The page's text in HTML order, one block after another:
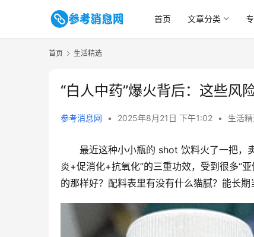
首页 文章分类
首页 生活精选
“白人中药”爆火背后：这些风
参考消息网 • 2025年8月21日 下午1:02 • 生活
最近这种小小瓶的 shot 饮料火了一把，
炎+促消化+抗氧化”的三重功效，受到很多“
的那样好？配料表里有没有什么猫腻？能长期